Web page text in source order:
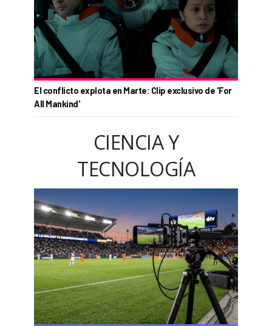
El conflicto explota en Marte: Clip exclusivo de 'For
All Mankind'
CIENCIA Y
TECNOLOGÍA